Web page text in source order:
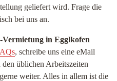
geliefert wird. Frage die
bei uns an.
Vermietung in Egglkofen
, schreibe uns eine eMail
üblichen Arbeitszeiten
weiter. Alles in allem ist die